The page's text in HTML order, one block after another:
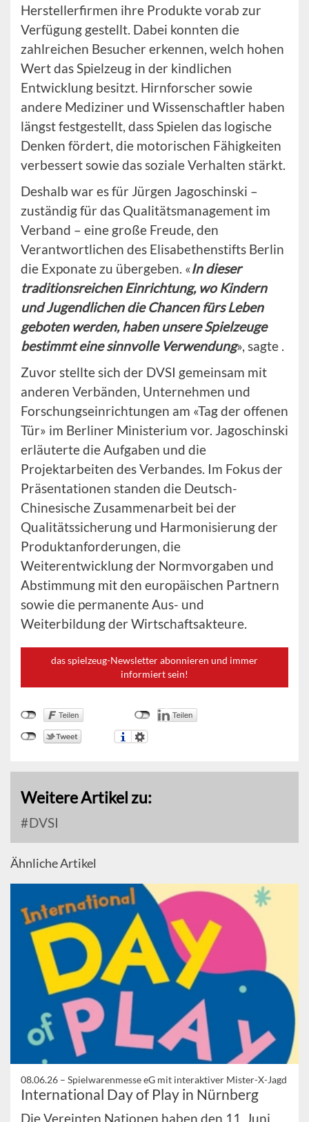
Herstellerfirmen ihre Produkte vorab zur
Verfügung gestellt. Dabei konnten die
zahlreichen Besucher erkennen, welch hohen
Wert das Spielzeug in der kindlichen
Entwicklung besitzt. Hirnforscher sowie
andere Mediziner und Wissenschaftler haben
längst festgestellt, dass Spielen das logische
Denken fördert, die motorischen Fähigkeiten
verbessert sowie das soziale Verhalten stärkt.
Deshalb war es für Jürgen Jagoschinski –
zuständig für das Qualitätsmanagement im
Verband – eine große Freude, den
Verantwortlichen des Elisabethenstifts Berlin
die Exponate zu übergeben. «In dieser
traditionsreichen Einrichtung, wo Kindern
und Jugendlichen die Chancen fürs Leben
geboten werden, haben unsere Spielzeuge
bestimmt eine sinnvolle Verwendung», sagte .
Zuvor stellte sich der DVSI gemeinsam mit
anderen Verbänden, Unternehmen und
Forschungseinrichtungen am «Tag der offenen
Tür» im Berliner Ministerium vor. Jagoschinski
erläuterte die Aufgaben und die
Projektarbeiten des Verbandes. Im Fokus der
Präsentationen standen die Deutsch-
Chinesische Zusammenarbeit bei der
Qualitätssicherung und Harmonisierung der
Produktanforderungen, die
Weiterentwicklung der Normvorgaben und
Abstimmung mit den europäischen Partnern
sowie die permanente Aus- und
Weiterbildung der Wirtschaftsakteure.
das spielzeug-Newsletter abonnieren und immer
informiert sein!
Weitere Artikel zu:
DVSI
Ähnliche Artikel
08.06.26 – Spielwarenmesse eG mit interaktiver Mister-X-Jagd
International Day of Play in Nürnberg
Die Vereinten Nationen haben den 11. Juni